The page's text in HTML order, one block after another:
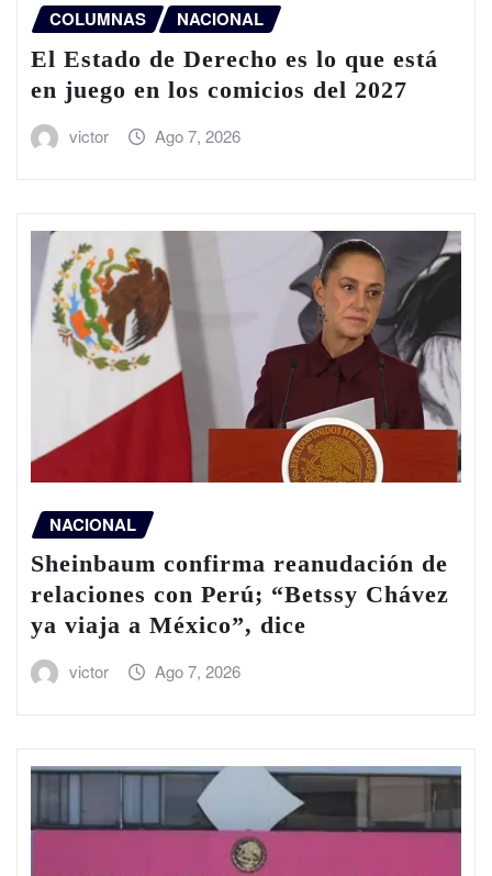
COLUMNAS NACIONAL
El Estado de Derecho es lo que está
en juego en los comicios del 2027
victor Ago 7, 2026
NACIONAL
Sheinbaum confirma reanudación de
relaciones con Perú; “Betssy Chávez
ya viaja a México”, dice
victor Ago 7, 2026